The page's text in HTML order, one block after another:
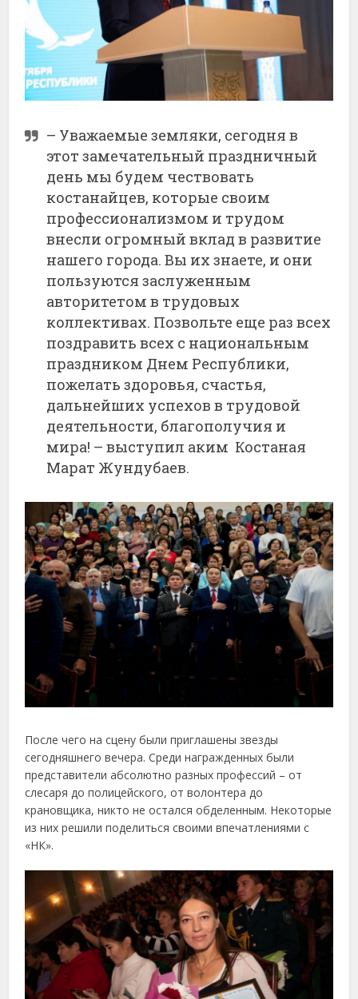
– Уважаемые земляки, сегодня в
этот замечательный праздничный
день мы будем чествовать
костанайцев, которые своим
профессионализмом и трудом
внесли огромный вклад в развитие
нашего города. Вы их знаете, и они
пользуются заслуженным
авторитетом в трудовых
коллективах. Позвольте еще раз всех
поздравить всех с национальным
праздником Днем Республики,
пожелать здоровья, счастья,
дальнейших успехов в трудовой
деятельности, благополучия и
мира! – выступил аким Костаная
Марат Жундубаев.
После чего на сцену были приглашены звезды
сегодняшнего вечера. Среди награжденных были
представители абсолютно разных профессий – от
слесаря до полицейского, от волонтера до
крановщика, никто не остался обделенным. Некоторые
из них решили поделиться своими впечатлениями с
«НК».